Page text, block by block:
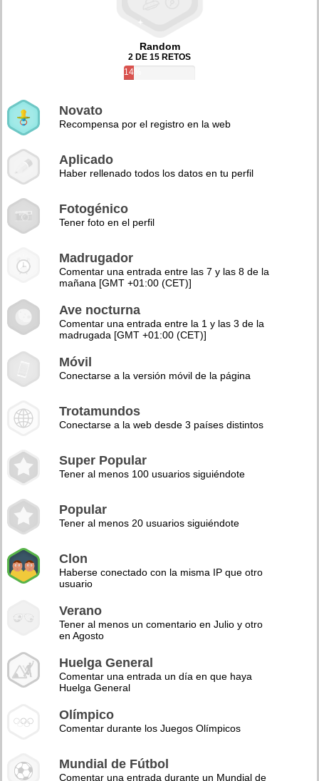
Random
2 DE 15 RETOS
14%
Novato
Recompensa por el registro en la web
Aplicado
Haber rellenado todos los datos en tu perfil
Fotogénico
Tener foto en el perfil
Madrugador
Comentar una entrada entre las 7 y las 8 de la
mañana [GMT +01:00 (CET)]
Ave nocturna
Comentar una entrada entre la 1 y las 3 de la
madrugada [GMT +01:00 (CET)]
Móvil
Conectarse a la versión móvil de la página
Trotamundos
Conectarse a la web desde 3 países distintos
Super Popular
Tener al menos 100 usuarios siguiéndote
Popular
Tener al menos 20 usuarios siguiéndote
Clon
Haberse conectado con la misma IP que otro
usuario
Verano
Tener al menos un comentario en Julio y otro
en Agosto
Huelga General
Comentar una entrada un día en que haya
Huelga General
Olímpico
Comentar durante los Juegos Olímpicos
Mundial de Fútbol
Comentar una entrada durante un Mundial de